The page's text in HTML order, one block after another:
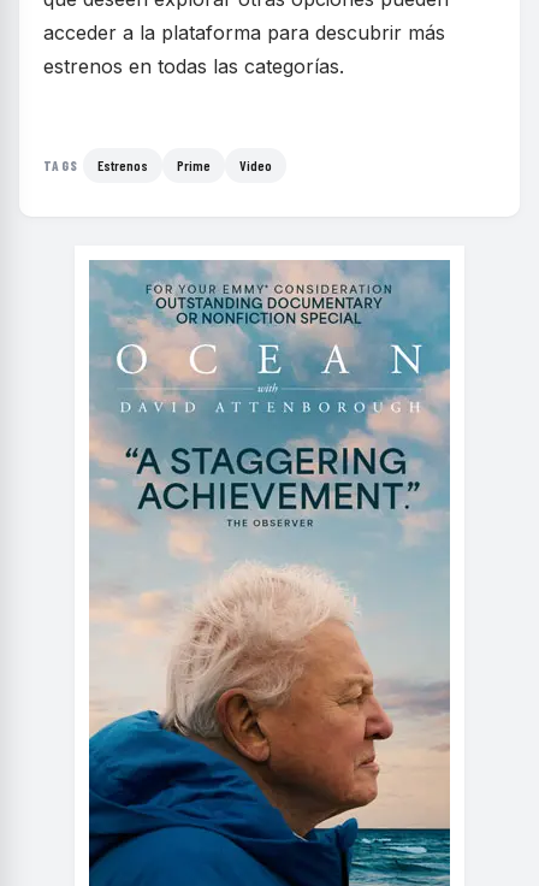
acceder a la plataforma para descubrir más
estrenos en todas las categorías.
TAGS Estrenos Prime Video